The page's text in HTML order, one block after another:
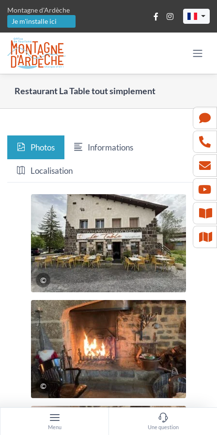
contenu
Montagne d'Ardèche
Je m'installe ici
Restaurant La Table tout simplement
Photos Informations
Localisation
©
©
Menu Une question